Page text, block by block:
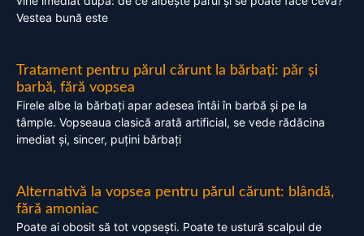
Vestea bună este
Tratament pentru părul cărunt la bărbați: păr și
barbă, fără vopsea
Firele albe la bărbați apar adesea întâi în barbă și pe la
tâmple. Vopseaua clasică arată artificial, se vede rădăcina
imediat și, sincer, puțini bărbați
Alternativă la vopsea pentru părul cărunt: blândă,
fără amoniac
Poate ai obosit să tot vopsești. Poate te ustură scalpul de